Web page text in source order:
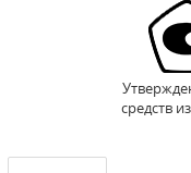
средств